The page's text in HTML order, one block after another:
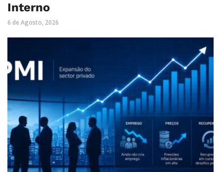
Interno
6 de Agosto, 2026